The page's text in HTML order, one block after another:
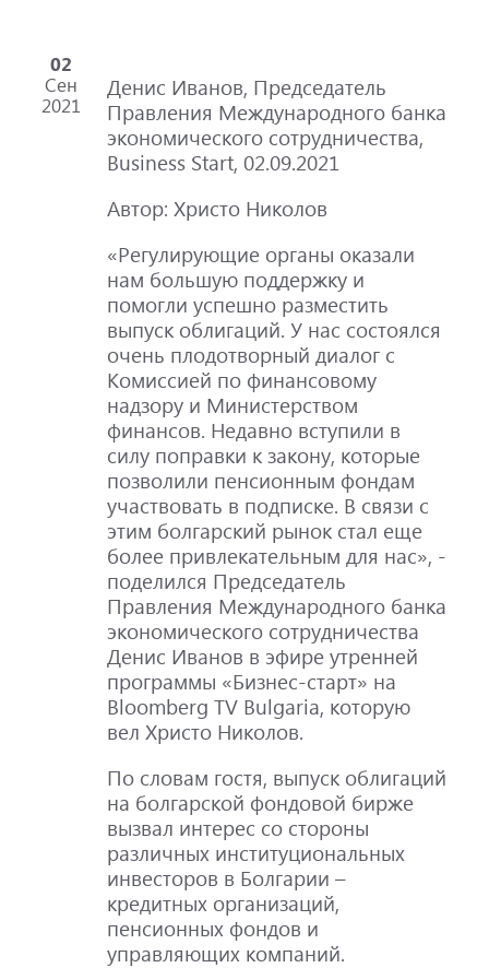
02
Сен
2021
Денис Иванов, Председатель
Правления Международного банка
экономического сотрудничества,
Business Start, 02.09.2021
Автор: Христо Николов
«Регулирующие органы оказали
нам большую поддержку и
помогли успешно разместить
выпуск облигаций. У нас состоялся
очень плодотворный диалог с
Комиссией по финансовому
надзору и Министерством
финансов. Недавно вступили в
силу поправки к закону, которые
позволили пенсионным фондам
участвовать в подписке. В связи с
этим болгарский рынок стал еще
более привлекательным для нас», -
поделился Председатель
Правления Международного банка
экономического сотрудничества
Денис Иванов в эфире утренней
программы «Бизнес-старт» на
Bloomberg TV Bulgaria, которую
вел Христо Николов.
По словам гостя, выпуск облигаций
на болгарской фондовой бирже
вызвал интерес со стороны
различных институциональных
инвесторов в Болгарии –
кредитных организаций,
пенсионных фондов и
управляющих компаний.